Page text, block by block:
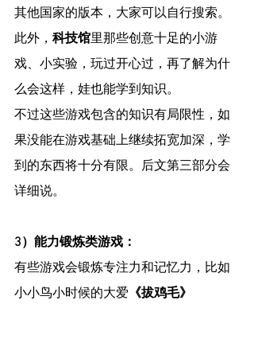
其他国家的版本，大家可以自行搜索。
此外， 科技馆里那些创意十足的小游
戏、小实验，玩过开心过，再了解为什
么会这样，娃也能学到知识。
不过这些游戏包含的知识有局限性，如
果没能在游戏基础上继续拓宽加深，学
到的东西将十分有限。后文第三部分会
详细说。
3）能力锻炼类游戏：
有些游戏会锻炼专注力和记忆力，比如
小小鸟小时候的大爱 《拔鸡毛》